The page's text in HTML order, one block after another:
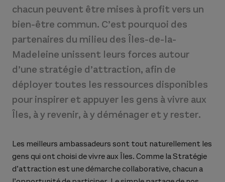
chacun peuvent être mises à profit vers un
bien-être commun. C’est pourquoi des
partenaires du milieu des Îles-de-la-
Madeleine unissent leurs forces autour
d’une stratégie d’attraction, afin de
déployer toutes les ressources disponibles
pour inspirer et appuyer les gens à vivre aux
Îles, à y revenir, à y déménager et y rester.
Les meilleurs ambassadeurs sont tout naturellement les
gens qui ont choisi de vivre aux Îles. Comme la Stratégie
d’attraction est une démarche collaborative, chacun a